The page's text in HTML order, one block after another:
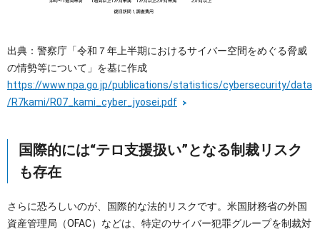
出典：警察庁「令和７年上半期におけるサイバー空間をめぐる脅威
の情勢等について」を基に作成
https://www.npa.go.jp/publications/statistics/cybersecurity/data
/R7kami/R07_kami_cyber_jyosei.pdf
国際的には“テロ支援扱い”となる制裁リスク
も存在
さらに恐ろしいのが、国際的な法的リスクです。米国財務省の外国
資産管理局（OFAC）などは、特定のサイバー犯罪グループを制裁対